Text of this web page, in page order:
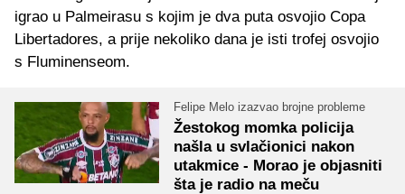
igrao u Palmeirasu s kojim je dva puta osvojio Copa
Libertadores, a prije nekoliko dana je isti trofej osvojio
s Fluminenseom.
Felipe Melo izazvao brojne probleme
Žestokog momka policija
našla u svlačionici nakon
utakmice - Morao je objasniti
šta je radio na meču